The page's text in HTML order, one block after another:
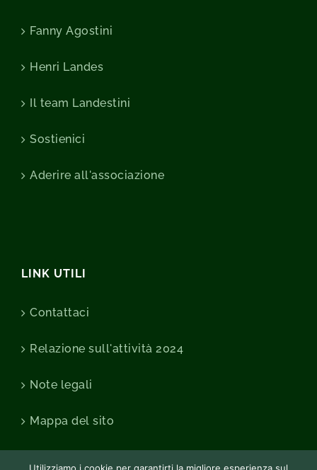
Fanny Agostini
Henri Landes
Il team Landestini
Sostienici
Aderire all'associazione
LINK UTILI
Contattaci
Relazione sull'attività 2024
Note legali
Mappa del sito